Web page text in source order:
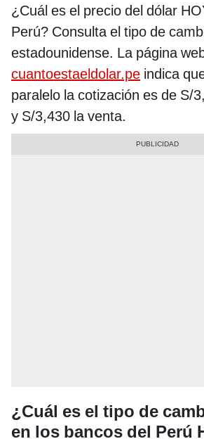
¿Cuál es el precio del dólar
Perú? Consulta el tipo de
estadounidense. La página
cuantoestaeldolar.pe indica
paralelo la cotización es de S/
y S/3,430 la venta.
¿Cuál es el tipo de
en los bancos del Perú